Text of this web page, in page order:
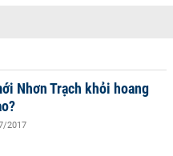
Nhơn Trạch khỏi hoang
2017